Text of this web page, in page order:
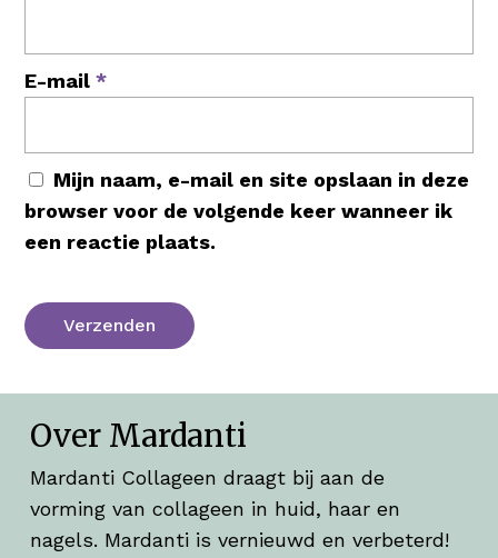
E-mail*
Mijn naam, e-mail en site opslaan in deze
browser voor de volgende keer wanneer ik
een reactie plaats.
Over Mardanti
Mardanti Collageen draagt bij aan de
vorming van collageen in huid, haar en
nagels. Mardanti is vernieuwd en verbeterd!